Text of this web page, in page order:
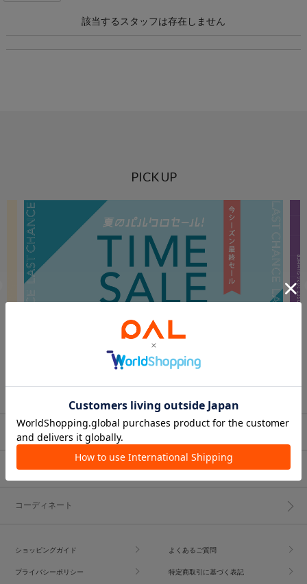
該当するスタッフは存在しません
PICK UP
ブランド一覧
ショップブログ
コーディネート
ショッピングガイド よくあるご質問
プライバシーポリシー 特定商取引に基づく表記